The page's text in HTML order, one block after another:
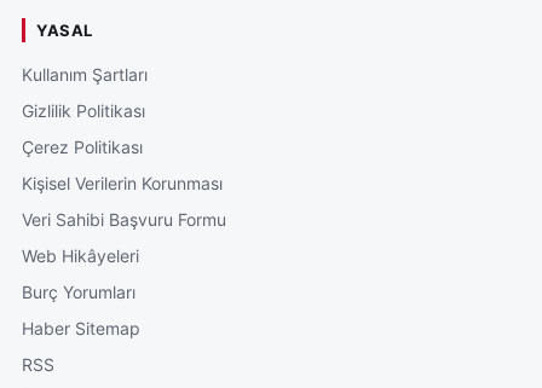
YASAL
Kullanım Şartları
Gizlilik Politikası
Çerez Politikası
Kişisel Verilerin Korunması
Veri Sahibi Başvuru Formu
Web Hikâyeleri
Burç Yorumları
Haber Sitemap
RSS